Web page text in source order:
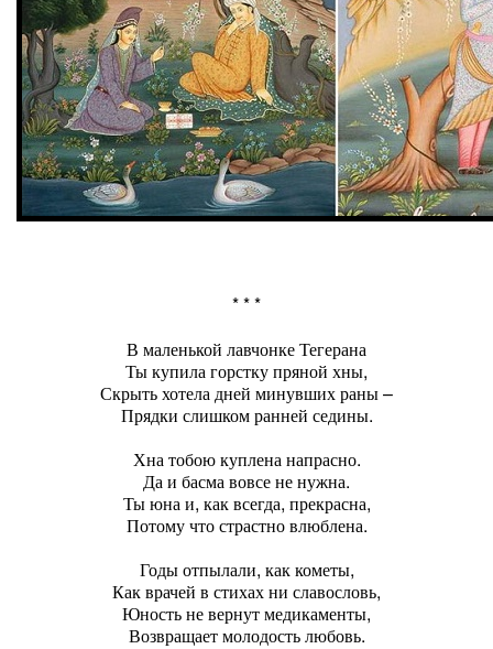
* * *
В маленькой лавчонке Тегерана
Ты купила горстку пряной хны,
Скрыть хотела дней минувших раны –
Прядки слишком ранней седины.
Хна тобою куплена напрасно.
Да и басма вовсе не нужна.
Ты юна и, как всегда, прекрасна,
Потому что страстно влюблена.
Годы отпылали, как кометы,
Как врачей в стихах ни славословь,
Юность не вернут медикаменты,
Возвращает молодость любовь.